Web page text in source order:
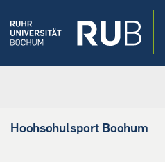
Hochschulsport Bochum